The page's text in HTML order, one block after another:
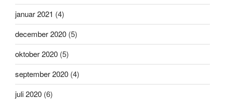
januar 2021 (4)
december 2020 (5)
oktober 2020 (5)
september 2020 (4)
juli 2020 (6)